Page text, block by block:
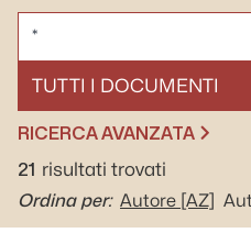
SELEZIONA UN DOCUMENTO
RICERCA AVANZATA
21 risultati trovati
Ordina per: Autore [AZ]